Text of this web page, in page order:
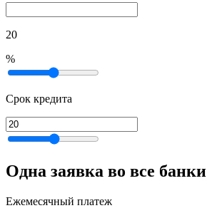
20
%
Срок кредита
Одна заявка во все банки
Ежемесячный платеж